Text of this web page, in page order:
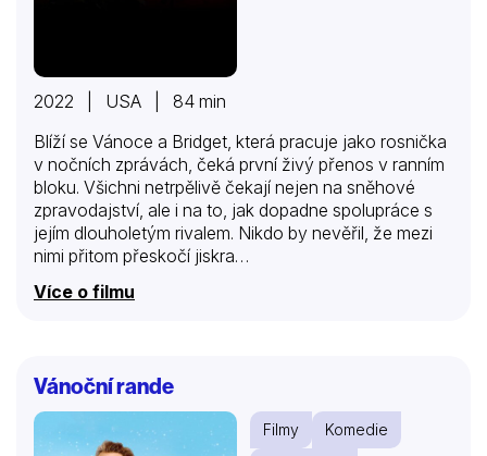
2022 | USA | 84 min
Blíží se Vánoce a Bridget, která pracuje jako rosnička
v nočních zprávách, čeká první živý přenos v ranním
bloku. Všichni netrpělivě čekají nejen na sněhové
zpravodajství, ale i na to, jak dopadne spolupráce s
jejím dlouholetým rivalem. Nikdo by nevěřil, že mezi
nimi přitom přeskočí jiskra…
Více o filmu
Vánoční rande
Filmy
Komedie